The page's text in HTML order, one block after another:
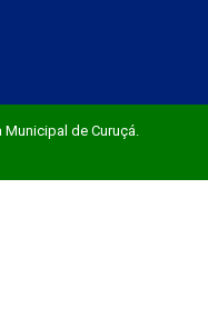
de Curuçá.